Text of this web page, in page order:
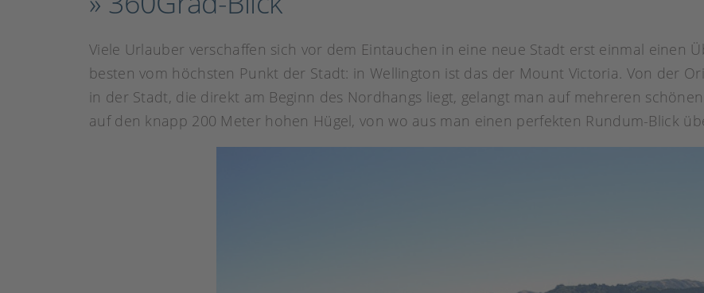
Viele Urlauber verschaffen sich vor dem Eintauchen in eine neue Stadt erst einmal einen
besten vom höchsten Punkt der Stadt: in Wellington ist das der Mount Victoria. Von der
in der Stadt, die direkt am Beginn des Nordhangs liegt, gelangt man auf mehreren
auf den knapp 200 Meter hohen Hügel, von wo aus man einen perfekten Rundum-Blick